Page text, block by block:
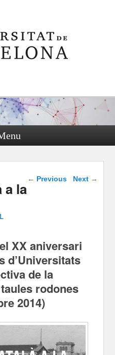
Post navigation
← Previous Next →
a la
XX aniversari
d’Universitats
de la
rodones
2014)